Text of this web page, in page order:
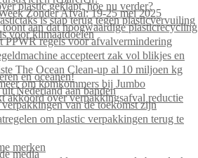
plastic geklapt, hoe nu verder?
Zonder Afval: 19-25 mei 2025
is stap terug tegen plasticvervuiling
aan dat hoogwaardige plasticrecycling
voor klimaatdoelen
PPWR regels voor afvalvermindering
accepteert zak vol blikjes en
The Ocean Clean-up al 10 miljoen kg
en oceanen!
om komkommers bij Jumbo
Nederland aan banden
akkoord over verpakkingsafval reductie
van de toekomst zijn
om plastic verpakkingen terug te
merken
media